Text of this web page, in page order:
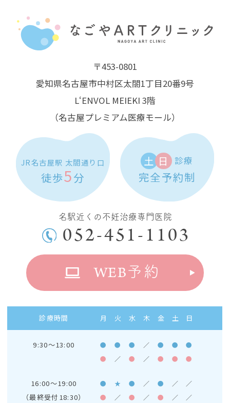
〒453-0801
愛知県名古屋市中村区太閤1丁目20番9号
L‘ENVOL MEIEKI 3階
（名古屋プレミアム医療モール）
JR名古屋駅 太閤通り口
徒歩5分
土 日 診療
完全予約制
名駅近くの不妊治療専門医院
052-451-1103
WEB予約
診療時間 月 火 水 木 金 土 日
9:30～13:00 ● ● ● ／ ● ●
●
●
／ ● ／ ● ● ●
16:00～19:00 ● ★ ● ／ ● ／ ／
（最終受付18:30） ● ／ ● ／ ● ／ ／